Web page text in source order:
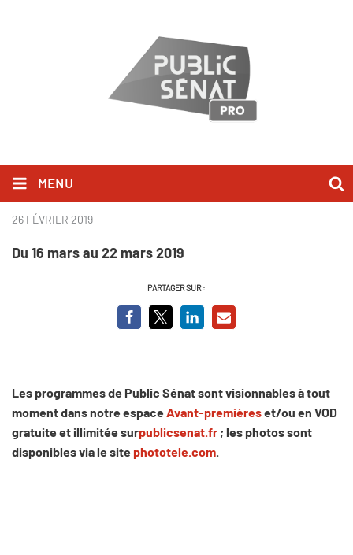
MENU
Les temps forts – Semaine 12
26 FÉVRIER 2019
Du 16 mars au 22 mars 2019
PARTAGER SUR :
Les programmes de Public Sénat sont visionnables à tout
moment dans notre espace Avant-premièreset/ou en VOD
gratuite et illimitée surpublicsenat.fr ; les photos sont
disponibles via le site phototele.com